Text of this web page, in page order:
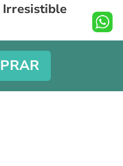
Irresistible